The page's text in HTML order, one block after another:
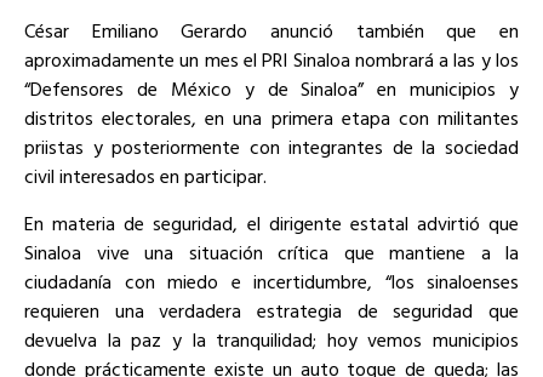
César Emiliano Gerardo anunció también que en
aproximadamente un mes el PRI Sinaloa nombrará a las y los
“Defensores de México y de Sinaloa” en municipios y
distritos electorales, en una primera etapa con militantes
priistas y posteriormente con integrantes de la sociedad
civil interesados en participar.
En materia de seguridad, el dirigente estatal advirtió que
Sinaloa vive una situación crítica que mantiene a la
ciudadanía con miedo e incertidumbre, “los sinaloenses
requieren una verdadera estrategia de seguridad que
devuelva la paz y la tranquilidad; hoy vemos municipios
donde prácticamente existe un auto toque de queda; las